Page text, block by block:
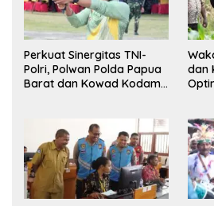
Perkuat Sinergitas TNI-
Polri, Polwan Polda Papua
Barat dan Kowad Kodam
Persahabatan
dan